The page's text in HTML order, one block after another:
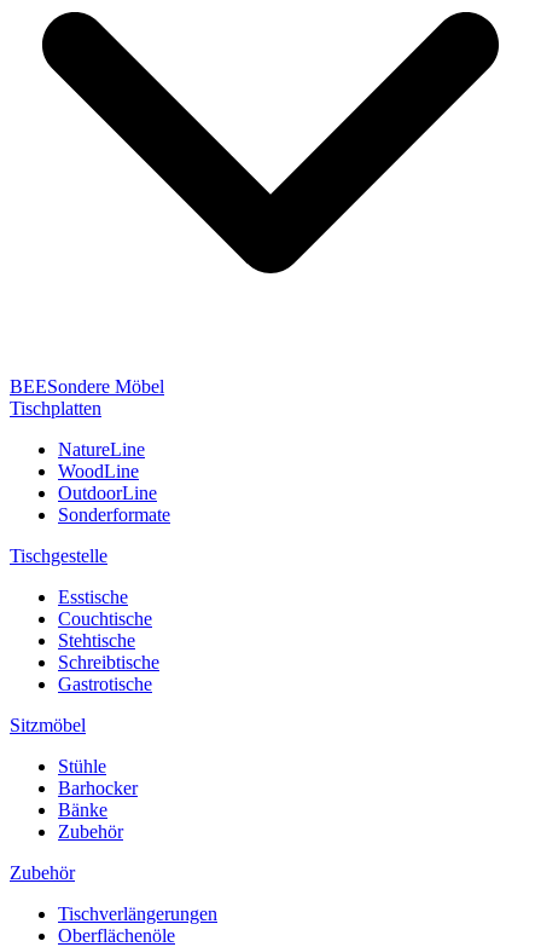
BEESondere Möbel
Tischplatten
NatureLine
WoodLine
OutdoorLine
Sonderformate
Tischgestelle
Esstische
Couchtische
Stehtische
Schreibtische
Gastrotische
Sitzmöbel
Stühle
Barhocker
Bänke
Zubehör
Zubehör
Tischverlängerungen
Oberflächenöle